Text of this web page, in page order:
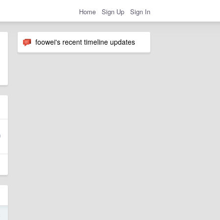
Home Sign Up Sign In
foowei's recent timeline updates